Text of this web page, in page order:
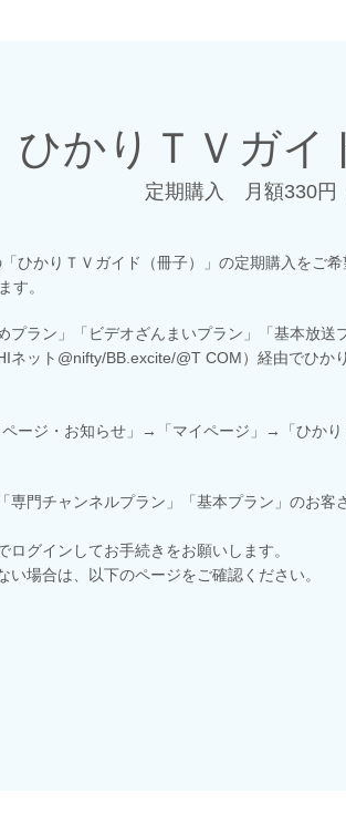
ひかりＴＶガイ
定期購入 月額330円
ひかりＴＶガイド（冊子）」の定期購入をご
す。
プラン」「ビデオざんまいプラン」「基本放
ネット@nifty/BB.excite/@T COM）経由でひ
ージ・お知らせ」→「マイページ」→「ひかり
専門チャンネルプラン」「基本プラン」のお客
グインしてお手続きをお願いします。
場合は、以下のページをご確認ください。